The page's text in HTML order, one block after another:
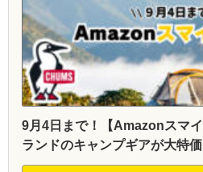
9月4日まで！【Amazonスマ
ランドのキャンプギアが大特価